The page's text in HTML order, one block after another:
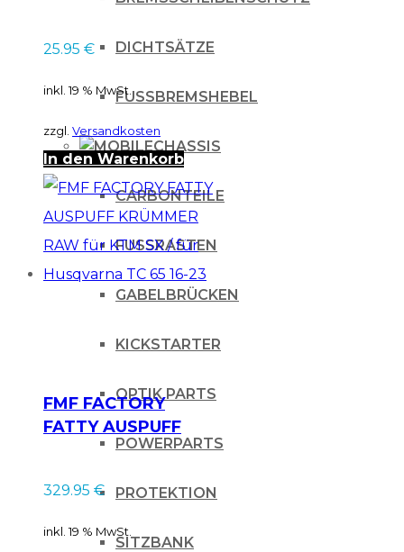
DICHTSÄTZE
FUSSBREMSHEBEL
CHASSIS
CARBONTEILE
FUSSRASTEN
GABELBRÜCKEN
KICKSTARTER
OPTIK PARTS
POWERPARTS
PROTEKTION
SITZBANK
Schellensatz für
25.95 €
inkl. 19 % MwSt.
zzgl. Versandkosten
In den Warenkorb
FMF FACTORY
FATTY AUSPUFF
KRÜMMER RAW für
Husqvarna TC 65 16-
329.95 €
inkl. 19 % MwSt.